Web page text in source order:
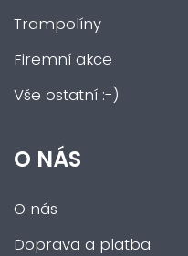
Trampolíny
Firemní akce
Vše ostatní :-)
O NÁS
O nás
Doprava a platba